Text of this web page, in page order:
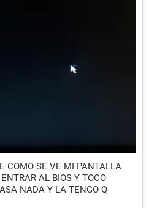
COMO SE VE MI PANTALLA
AL BIOS Y TOCO
NADA Y LA TENGO Q